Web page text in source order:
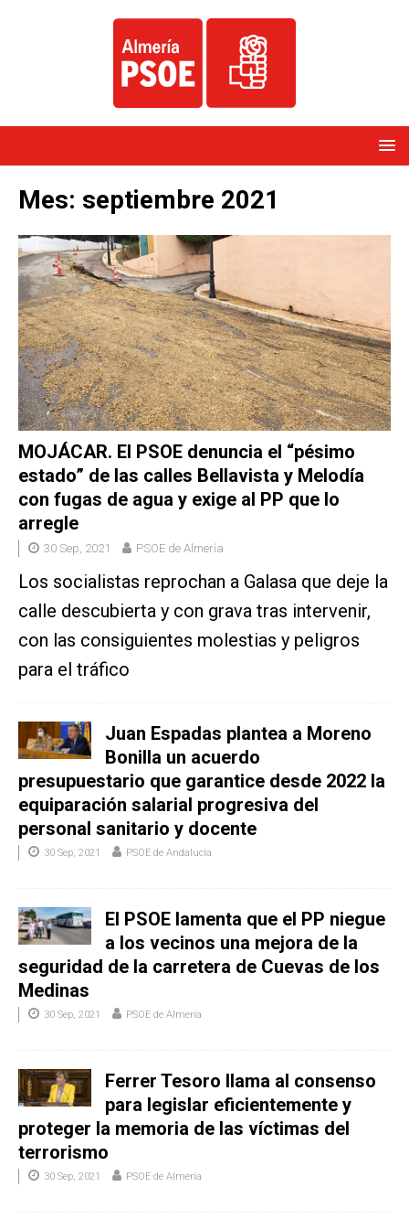
Mes: septiembre 2021
MOJÁCAR. El PSOE denuncia el “pésimo
estado” de las calles Bellavista y Melodía
con fugas de agua y exige al PP que lo
arregle
30 Sep, 2021 PSOE de Almería
Los socialistas reprochan a Galasa que deje la
calle descubierta y con grava tras intervenir,
con las consiguientes molestias y peligros
para el tráfico
Juan Espadas plantea a Moreno
Bonilla un acuerdo
presupuestario que garantice desde 2022 la
equiparación salarial progresiva del
personal sanitario y docente
30 Sep, 2021 PSOE de Andalucía
El PSOE lamenta que el PP niegue
a los vecinos una mejora de la
seguridad de la carretera de Cuevas de los
Medinas
30 Sep, 2021 PSOE de Almería
Ferrer Tesoro llama al consenso
para legislar eficientemente y
proteger la memoria de las víctimas del
terrorismo
30 Sep, 2021 PSOE de Almería